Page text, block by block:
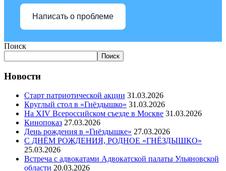
Написать о проблеме
Поиск
Поиск
Новости
Старт патриотической акции 31.03.2026
Круглый стол в «Гнёздышко» 31.03.2026
На XIV Всероссийском съезде в Москве 31.03.2026
Кинопоказ 27.03.2026
День рождения в «Гнёздышке» 27.03.2026
С ДНЁМ РОЖДЕНИЯ, РОДНОЕ «ГНЁЗДЫШКО»
25.03.2026
Встреча с адвокатами Адвокатской палаты Ульяновской
области 20.03.2026